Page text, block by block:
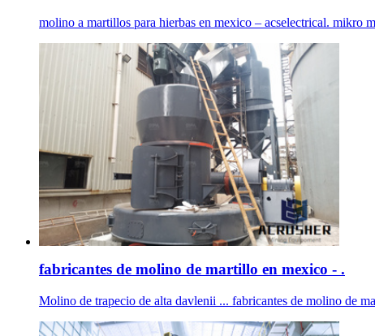
molino a martillos para hierbas en mexico – acselectrical. mikro
fabricantes de molino de martillo en mexico - .
Molino de trapecio de alta davlenii ... fabricantes de molino de